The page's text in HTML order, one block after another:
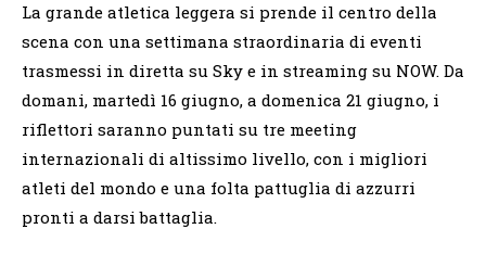
La grande atletica leggera si prende il centro della
scena con una settimana straordinaria di eventi
trasmessi in diretta su Sky e in streaming su NOW. Da
domani, martedì 16 giugno, a domenica 21 giugno, i
riflettori saranno puntati su tre meeting
internazionali di altissimo livello, con i migliori
atleti del mondo e una folta pattuglia di azzurri
pronti a darsi battaglia.